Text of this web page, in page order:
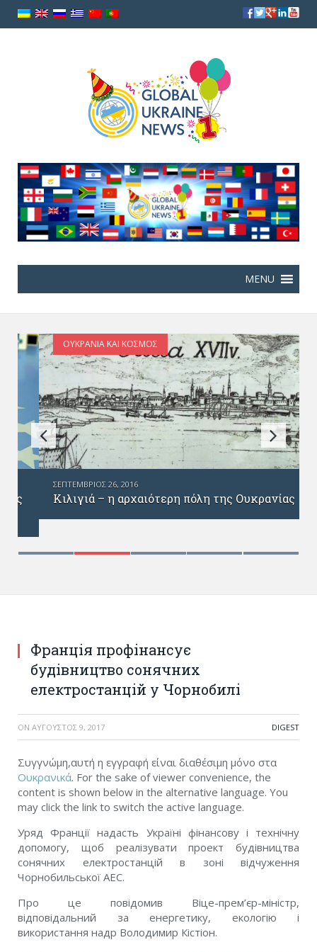
ΟΥΚΡΑΝΊΑ ΚΑΙ ΚΌΣΜΟΣ
ΣΕΠΤΈΜΒΡΙΟΣ 26, 2016
Κιλιγιά – η αρχαιότερη πόλη της Ουκρανίας
Франція профінансує
будівництво сонячних
електростанцій у Чорнобилі
ON ΑΎΓΟΥΣΤΟΣ 9, 2017 DIGEST
Συγγνώμη,αυτή η εγγραφή είναι διαθέσιμη μόνο στα
Ουκρανικά. For the sake of viewer convenience, the
content is shown below in the alternative language. You
may click the link to switch the active language.
Уряд Франції надасть Україні фінансову і технічну
допомогу, щоб реалізувати проект будівництва
сонячних електростанцій в зоні відчуження
Чорнобильської АЕС.
Про це повідомив Віце-прем’єр-міністр,
відповідальний за енергетику, екологію і
використання надр Володимир Кістіон.